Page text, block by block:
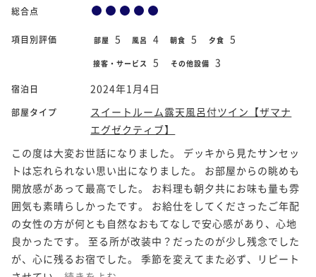
総合点
項目別評価 部屋 5 風呂 4 朝食 5 夕食 5
接客・サービス 5 その他設備 3
宿泊日 2024年1月4日
部屋タイプ
スイートルーム露天風呂付ツイン【ザマナ
エグゼクティブ】
この度は大変お世話になりました。 デッキから見たサンセッ
トは忘れられない思い出になりました。 お部屋からの眺めも
開放感があって最高でした。 お料理も朝夕共にお味も量も雰
囲気も素晴らしかったです。 お給仕をしてくださったご年配
の女性の方が何とも自然なおもてなしで安心感があり、心地
良かったです。 至る所が改装中？だったのが少し残念でした
が、心に残るお宿でした。 季節を変えてまた必ず、リピート